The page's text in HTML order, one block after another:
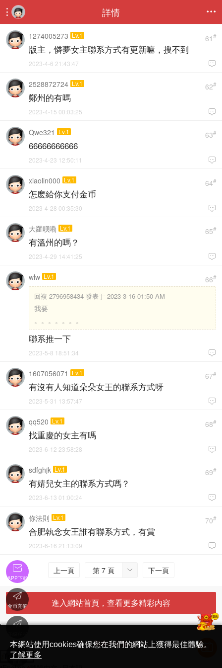
 詳情 
61#
1274005273 Lv.1
版主，憐夢女主聯系方式有更新嘛，搜不到

2023-4-6 21:43:47
62#
2528872724 Lv.1
鄭州的有嗎

2023-4-15 00:03:25
63#
Qwe321 Lv.1
66666666666

2023-4-23 12:50:11
64#
xiaolin000 Lv.1
怎麽給你支付金币

2023-4-28 00:35:30
65#
大羅呗嘞 Lv.1
有溫州的嗎？

2023-4-29 14:41:25
66#
wlw Lv.1
回複 2796958434 發表于 2023-3-16 01:50 AM
我要
。。。。。。。
聯系推一下

2023-5-8 18:51:34
67#
1607056071 Lv.1
有沒有人知道朵朵女王的聯系方式呀

2023-5-31 13:57:47
68#
qq520 Lv.1
找重慶的女主有嗎

2023-6-12 23:58:28
69#
sdfghjk Lv.1
有婧兒女主的聯系方式嗎？

2023-6-13 01:00:24
70#
你法則 Lv.1
合肥執念女王誰有聯系方式，有賞

2023-6-16 21:13:09
上一頁 
第 7 頁 下一頁
進入網站首頁，查看更多精彩内容
'
简体中文版
Translate
本網站使用cookies确保您在我們的網站上獲得最佳體驗。
了解更多

APP下載

金币充值

